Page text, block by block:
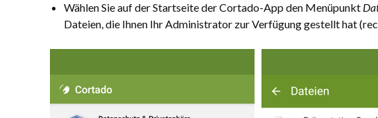
Wählen Sie auf der Startseite der Cortado-App den Menüpunkt
Dateien, die Ihnen Ihr Administrator zur Verfügung gestellt hat